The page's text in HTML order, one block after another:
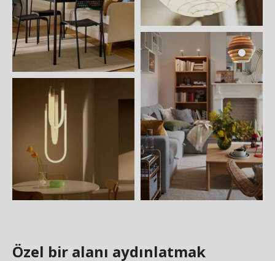
Özel bir alanı aydınlatmak